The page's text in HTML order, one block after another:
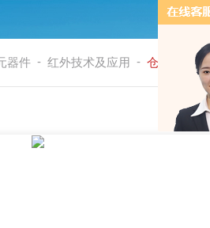
器件 - 红外技术及应用 - 仓库防火监